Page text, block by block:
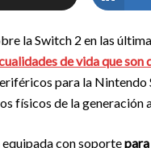
la Switch 2 en las
de vida que
para la
físicos de la generación
con soporte